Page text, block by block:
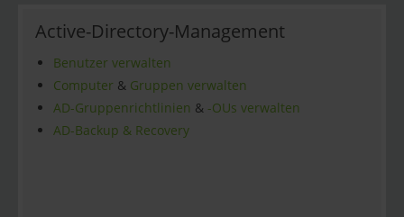
Active-Directory-Management
Benutzer verwalten
Computer & Gruppen verwalten
AD-Gruppenrichtlinien & -OUs verwalten
AD-Backup & Recovery